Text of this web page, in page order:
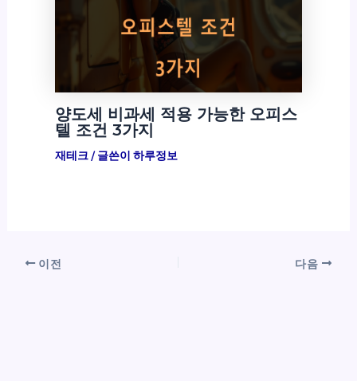
양도세 비과세 적용 가능한 오피스
텔 조건 3가지
재테크/ 글쓴이 하루정보
이전 다음